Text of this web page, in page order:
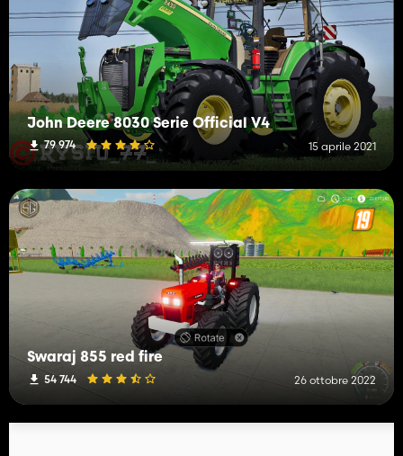
John Deere 8030 Serie Official V4
79 974 15 aprile 2021
Swaraj 855 red fire
54 744 26 ottobre 2022